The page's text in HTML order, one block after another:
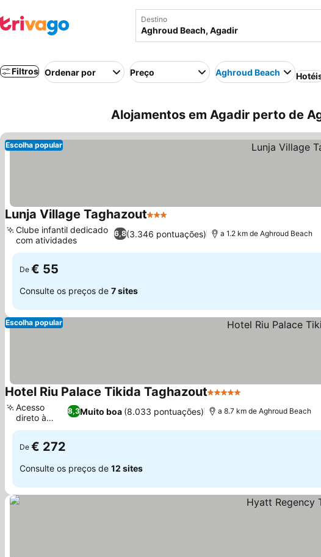
Destino
Filtros Ordenar por Preço Aghroud Beach
Alojamentos em Agadir perto de
Escolha popular
Lunja Village Taghazout3 Estrelas
6,8(3.346 pontuações)
Clube infantil dedicado
com atividades
a 1.2 km de Aghroud Beach
De € 55
Consulte os preços de 7 sites
Escolha popular
Hotel Riu Palace Tikida Taghazout5 Estrelas
8,3Muito boa (8.033 pontuações)
Acesso
direto à
praia
a 8.7 km de Aghroud Beach
De € 272
Consulte os preços de 12 sites